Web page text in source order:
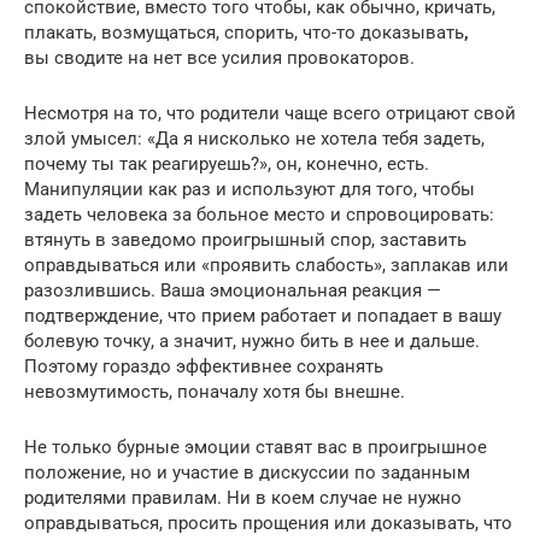
спокойствие, вместо того чтобы, как обычно, кричать,
плакать, возмущаться, спорить, что-то доказывать,
вы сводите на нет все усилия провокаторов.
Несмотря на то, что родители чаще всего отрицают свой
злой умысел: «Да я нисколько не хотела тебя задеть,
почему ты так реагируешь?», он, конечно, есть.
Манипуляции как раз и используют для того, чтобы
задеть человека за больное место и спровоцировать:
втянуть в заведомо проигрышный спор, заставить
оправдываться или «проявить слабость», заплакав или
разозлившись. Ваша эмоциональная реакция —
подтверждение, что прием работает и попадает в вашу
болевую точку, а значит, нужно бить в нее и дальше.
Поэтому гораздо эффективнее сохранять
невозмутимость, поначалу хотя бы внешне.
Не только бурные эмоции ставят вас в проигрышное
положение, но и участие в дискуссии по заданным
родителями правилам. Ни в коем случае не нужно
оправдываться, просить прощения или доказывать, что